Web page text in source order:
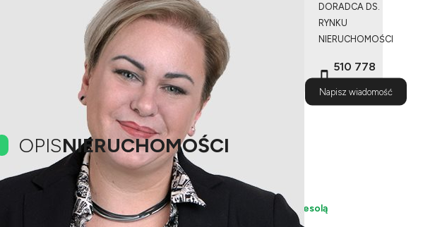
DORADCA DS.
RYNKU
NIERUCHOMOŚCI
510 778
Napisz wiadomość
OPISNIERUCHOMOŚCI
Przestrzeń, światło i natura - dom premium ze spektakularną antresolą